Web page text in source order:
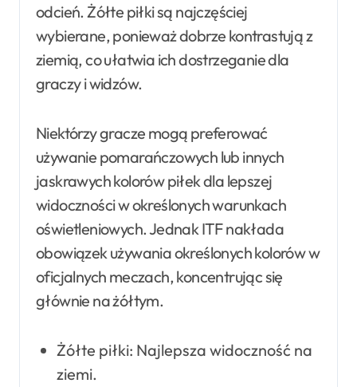
odcień. Żółte piłki są najczęściej
wybierane, ponieważ dobrze kontrastują z
ziemią, co ułatwia ich dostrzeganie dla
graczy i widzów.
Niektórzy gracze mogą preferować
używanie pomarańczowych lub innych
jaskrawych kolorów piłek dla lepszej
widoczności w określonych warunkach
oświetleniowych. Jednak ITF nakłada
obowiązek używania określonych kolorów w
oficjalnych meczach, koncentrując się
głównie na żółtym.
Żółte piłki: Najlepsza widoczność na
ziemi.